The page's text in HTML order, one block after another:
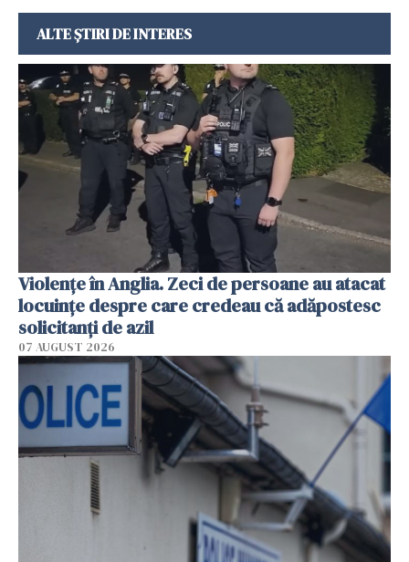
ALTE ȘTIRI DE INTERES
Violenţe în Anglia. Zeci de persoane au atacat
locuinţe despre care credeau că adăpostesc
solicitanţi de azil
07 AUGUST 2026